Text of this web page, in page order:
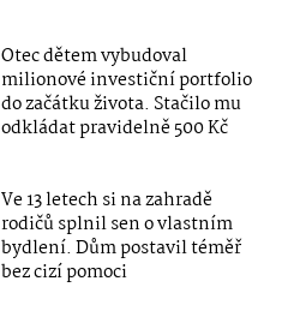
Otec dětem vybudoval
milionové investiční portfolio
do začátku života. Stačilo mu
odkládat pravidelně 500 Kč
Ve 13 letech si na zahradě
rodičů splnil sen o vlastním
bydlení. Dům postavil téměř
bez cizí pomoci